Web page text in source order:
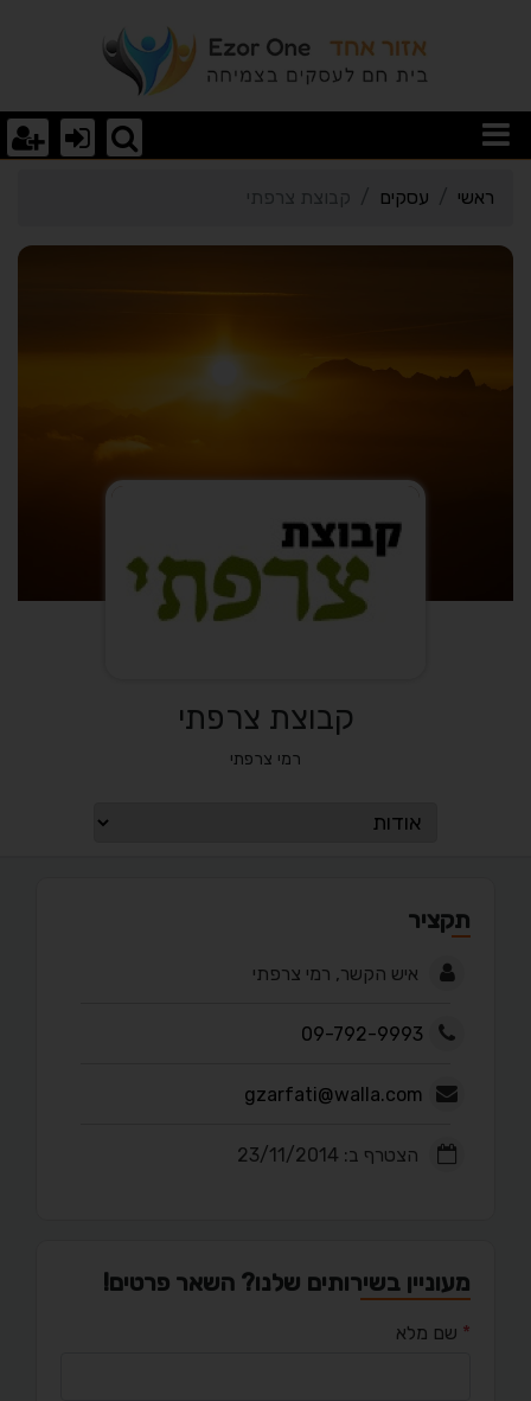
פרטי כרטיס העסק קבוצת
ראשי עסקים קבוצת צרפתי
קבוצת צרפתי
רמי צרפתי
תקציר
איש הקשר, רמי צרפתי
09-792-9993
gzarfati@walla.com
הצטרף ב: 23/11/2014
מעוניין בשירותים שלנו? השאר פרטים!
* שם מלא